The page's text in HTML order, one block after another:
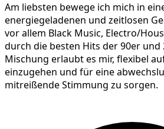
Am liebsten bewege ich mich in
energiegeladenen und zeitlosen
vor allem Black Music, Electro/
durch die besten Hits der 90er und
Mischung erlaubt es mir, flexibel
einzugehen und für eine
mitreißende Stimmung zu sorgen.